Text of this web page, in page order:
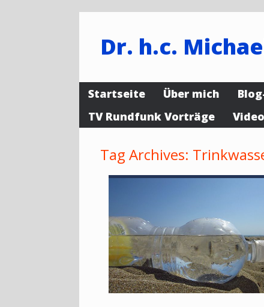
Dr. h.c.
Startseite Über mich
TV Rundfunk Vorträge
Tag Archives: